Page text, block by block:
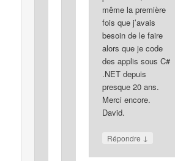
même la première
fois que j’avais
besoin de le faire
alors que je code
des applis sous C#
.NET depuis
presque 20 ans.
Merci encore.
David.
Répondre ↓